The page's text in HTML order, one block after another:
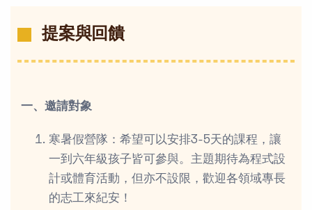
提案與回饋
一、邀請對象
寒暑假營隊：希望可以安排3-5天的課程，讓
一到六年級孩子皆可參與。主題期待為程式設
計或體育活動，但亦不設限，歡迎各領域專長
的志工來紀安！